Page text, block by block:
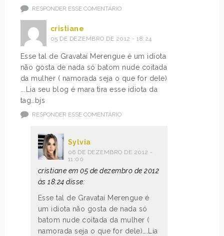
RESPONDER ESSE COMENTÁRIO
cristiane
05 DE DEZEMBRO DE 2012 - 18:24
Esse tal de Gravataí Merengue é um idiota
não gosta de nada só batom nude coitada
da mulher ( namorada seja o que for dele)
….Lia seu blog é mara tira esse idiota da
tag…bjs
RESPONDER ESSE COMENTÁRIO
Sylvia
06 DE DEZEMBRO DE 2012 -
11:00
cristiane em 05 de dezembro de 2012
às 18:24 disse:
Esse tal de Gravataí Merengue é
um idiota não gosta de nada só
batom nude coitada da mulher (
namorada seja o que for dele)….Lia